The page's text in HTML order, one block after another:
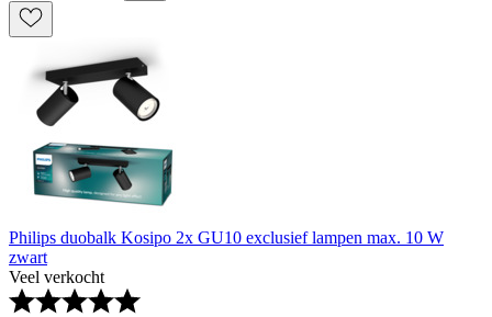
Philips duobalk Kosipo 2x GU10 exclusief lampen max. 10 W
zwart
Veel verkocht